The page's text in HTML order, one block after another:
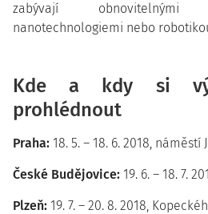
zabývají obnovitelnými
nanotechnologiemi nebo
Kde a kdy si
prohlédnout
Praha: 18. 5. – 18. 6. 2018,
České Budějovice: 19. 6. – 18. 7.
Plzeň: 19. 7. – 20. 8. 2018,